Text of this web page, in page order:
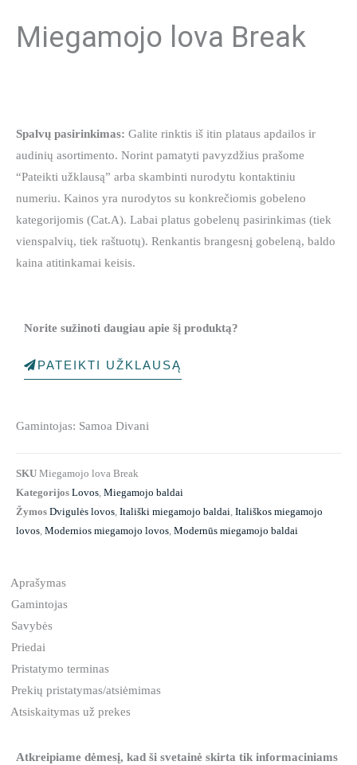
Miegamojo lova Break
Spalvų pasirinkimas: Galite rinktis iš itin plataus apdailos ir
audinių asortimento. Norint pamatyti pavyzdžius prašome
“Pateikti užklausą” arba skambinti nurodytu kontaktiniu
numeriu. Kainos yra nurodytos su konkrečiomis gobeleno
kategorijomis (Cat.A). Labai platus gobelenų pasirinkimas (tiek
vienspalvių, tiek raštuotų). Renkantis brangesnį gobeleną, baldo
kaina atitinkamai keisis.
Norite sužinoti daugiau apie šį produktą?
PATEIKTI UŽKLAUSĄ
Gamintojas: Samoa Divani
SKU Miegamojo lova Break
Kategorijos Lovos Miegamojo baldai
Žymos Dvigulės lovos Itališki miegamojo baldai Itališkos miegamojo
lovos Modernios miegamojo lovos Modernūs miegamojo baldai
Aprašymas
Gamintojas
Savybės
Priedai
Pristatymo terminas
Prekių pristatymas/atsiėmimas
Atsiskaitymas už prekes
Atkreipiame dėmesį, kad ši svetainė skirta tik informaciniams